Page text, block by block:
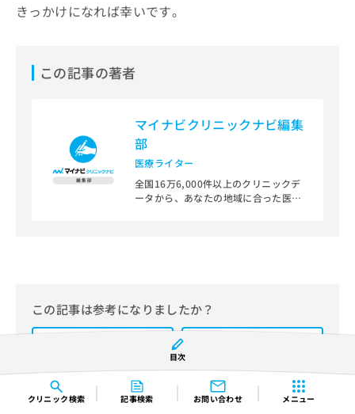
クリニック検索 記事検索 お問い合わせ メニュー
きっかけになれば幸いです。
この記事の著者
マイナビクリニックナビ編集
部
医療ライター
全国16万6,000件以上のクリニックデ
ータから、あなたの地域に合った医療
また、医療広告ガイドラインに準拠し
た編集体制を整えており、編集部内に
は、一般社団法人薬機法医療法規格協
会が実施する「YMAA（薬機法・医療
法適法広告取扱個人認証規格）」講習
を修了したメンバーが複数名在籍して
この記事は参考になりましたか？
目次